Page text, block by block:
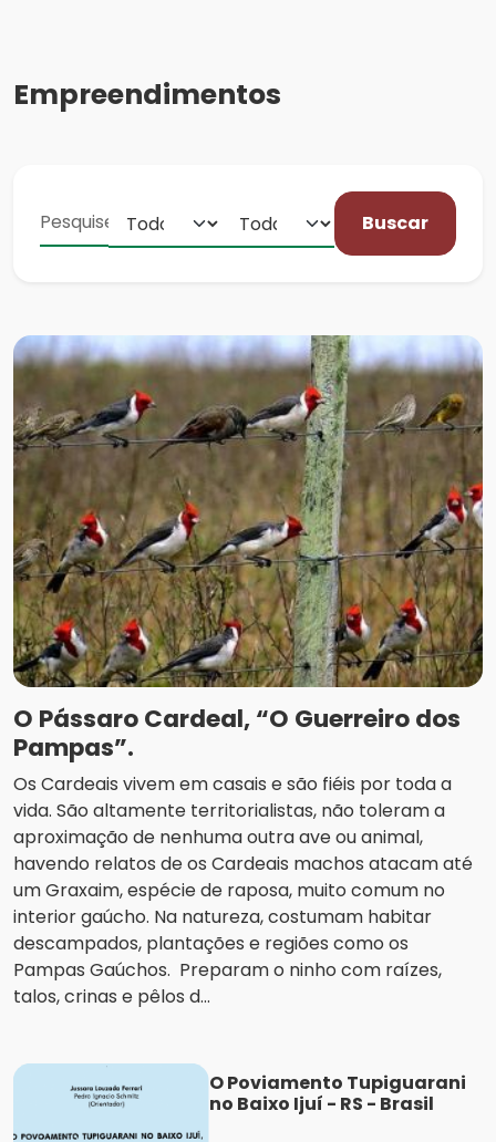
Empreendimentos
Buscar
O Pássaro Cardeal, “O Guerreiro dos
Pampas”.
Os Cardeais vivem em casais e são fiéis por toda a
vida. São altamente territorialistas, não toleram a
aproximação de nenhuma outra ave ou animal,
havendo relatos de os Cardeais machos atacam até
um Graxaim, espécie de raposa, muito comum no
interior gaúcho. Na natureza, costumam habitar
descampados, plantações e regiões como os
Pampas Gaúchos. Preparam o ninho com raízes,
talos, crinas e pêlos d...
O Poviamento Tupiguarani
no Baixo Ijuí - RS - Brasil